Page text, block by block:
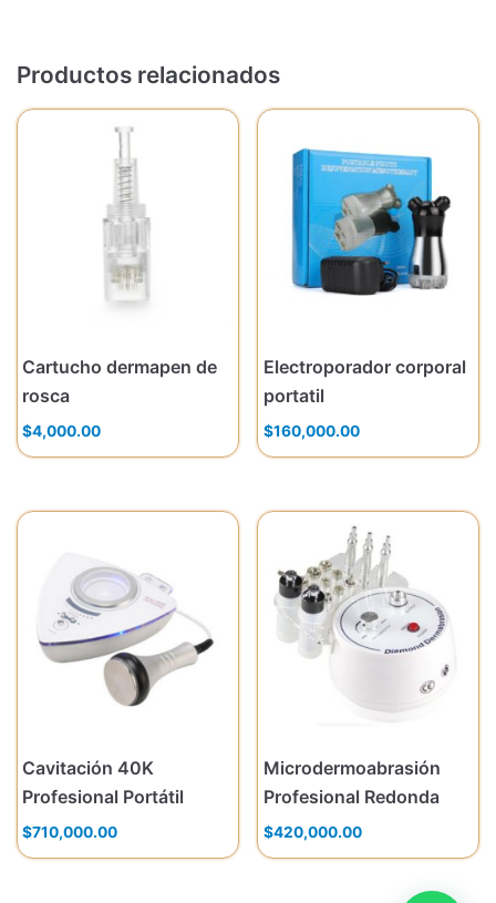
Productos relacionados
Cartucho dermapen de
rosca
$4,000.00
Electroporador corporal
portatil
$160,000.00
Cavitación 40K
Profesional Portátil
$710,000.00
Microdermoabrasión
Profesional Redonda
$420,000.00